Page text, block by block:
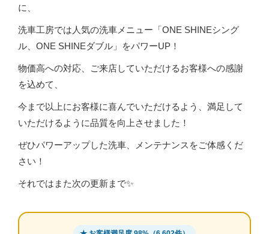
に、
洗車工房では人気の洗車メニュー「ONE SHINEシング
ル、ONE SHINEダブル」をパワーUP！
物価高への対応、ご来店していただけるお客様への感謝
を込めて、
今まで以上にお客様に喜んでいただけるよう、満足して
いただけるように品質を向上させました！
ぜひパワーアップした洗車、メンテナンスをご体感くだ
さい！
それではまた次の更新まで✨